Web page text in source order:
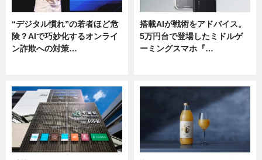
“デジタル慣れ”の若者ほど危
険？AIで巧妙化するオンライ
ン詐欺への対策…
搭載AIが戦術をアドバイス。
5万円台で登場したミドルゲ
ーミングスマホ『…